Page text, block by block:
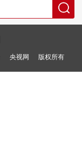
央视网 版权所有